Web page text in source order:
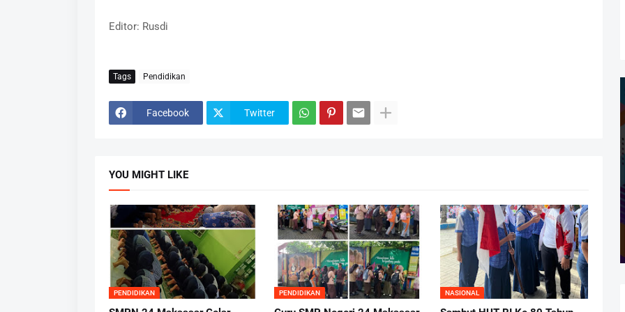
Editor: Rusdi
Tags Pendidikan
Facebook Twitter
YOU MIGHT LIKE
PENDIDIKAN PENDIDIKAN NASIONAL